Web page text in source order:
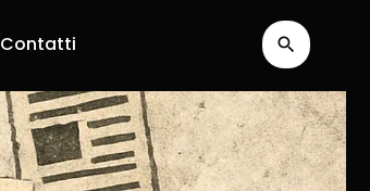
Contatti search